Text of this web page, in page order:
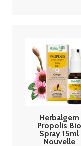
Herbalgem
Propolis Bio
Spray 15ml
Nouvelle